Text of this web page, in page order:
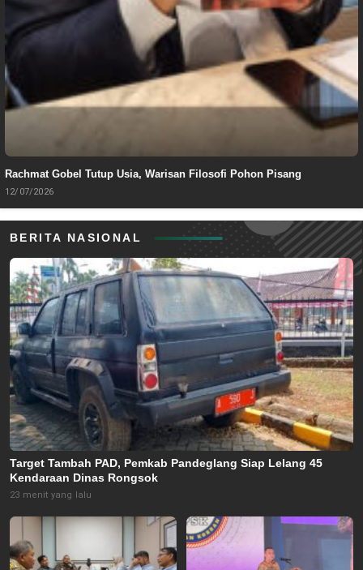
Rachmat Gobel Tutup Usia, Warisan Filosofi Pohon Pisang
12/07/2026
BERITA NASIONAL
Target Tambah PAD, Pemkab Pandeglang Siap Lelang 45
Kendaraan Dinas Rongsok
23 menit yang lalu